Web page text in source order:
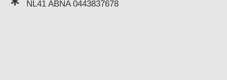
NL41 ABNA 0443837678